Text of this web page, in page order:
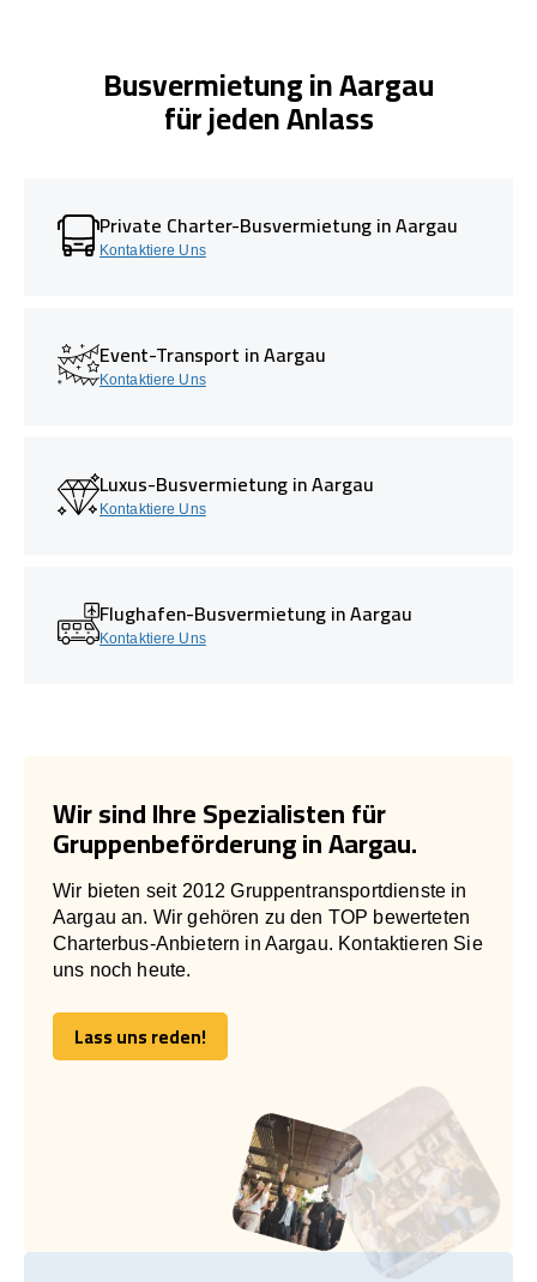
Busvermietung in Aargau
für jeden Anlass
Private Charter-Busvermietung in Aargau
Kontaktiere Uns
Event-Transport in Aargau
Kontaktiere Uns
Luxus-Busvermietung in Aargau
Kontaktiere Uns
Flughafen-Busvermietung in Aargau
Kontaktiere Uns
Wir sind Ihre Spezialisten für
Gruppenbeförderung in Aargau.
Wir bieten seit 2012 Gruppentransportdienste in
Aargau an. Wir gehören zu den TOP bewerteten
Charterbus-Anbietern in Aargau. Kontaktieren Sie
uns noch heute.
Lass uns reden!
Lass uns reden!